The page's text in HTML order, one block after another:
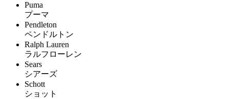
Puma
プーマ
Pendleton
ペンドルトン
Ralph Lauren
ラルフローレン
Sears
シアーズ
Schott
ショット